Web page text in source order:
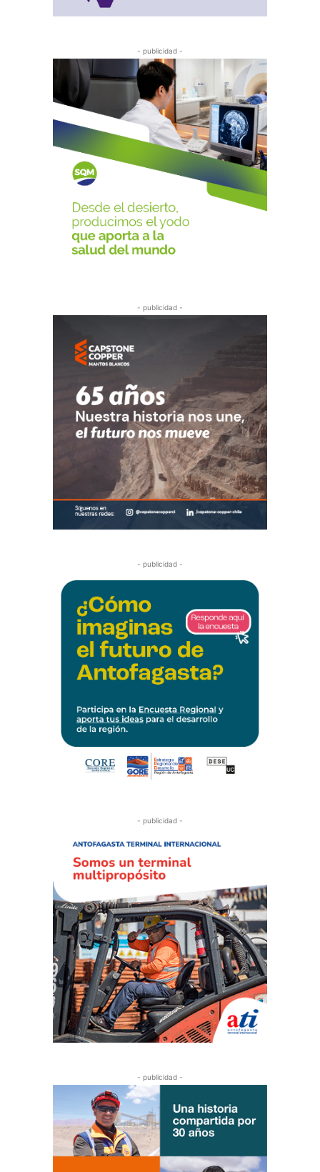
- publicidad -
- publicidad -
- publicidad -
- publicidad -
- publicidad -